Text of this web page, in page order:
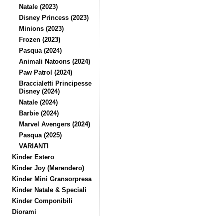
Natale (2023)
Disney Princess (2023)
Minions (2023)
Frozen (2023)
Pasqua (2024)
Animali Natoons (2024)
Paw Patrol (2024)
Braccialetti Principesse
Disney (2024)
Natale (2024)
Barbie (2024)
Marvel Avengers (2024)
Pasqua (2025)
VARIANTI
Kinder Estero
Kinder Joy (Merendero)
Kinder Mini Gransorpresa
Kinder Natale & Speciali
Kinder Componibili
Diorami